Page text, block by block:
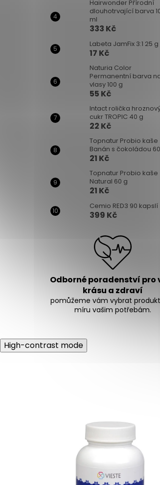
Hairwonder Přírodní
dlouhotrvající barva
ml
333 Kč
Labeta JamFix 3:1 25 g
17 Kč
Naturia Color
Permanentní barva
vlasy 100 g
55 Kč
Intact rolička
cukr TROPIC 40 g
22 Kč
Topnatur Probio kaše
Banán s čokoládou
21 Kč
Topnatur Probio kaše
Natural 60 g
21 Kč
Cemio RED3 90 kapslí
399 Kč
Odborné poradenství pro
krásu a zdraví
pomůžeme vám vybrat
míru vašim potřebám.
High-contrast mode